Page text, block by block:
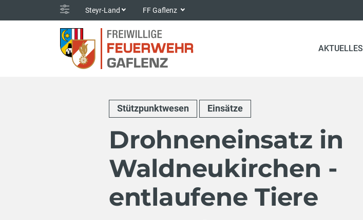
Steyr-Land FF Gaflenz
AKTUELLES
Stützpunktwesen Einsätze
Drohneneinsatz in
Waldneukirchen -
entlaufene Tiere